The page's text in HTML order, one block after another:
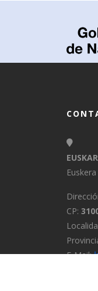
Euskera
CP:
E-Mail: